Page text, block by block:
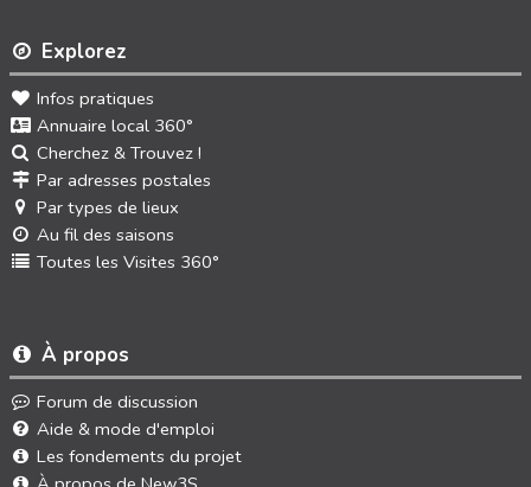
Explorez
Infos pratiques
Annuaire local 360°
Cherchez & Trouvez !
Par adresses postales
Par types de lieux
Au fil des saisons
Toutes les Visites 360°
À propos
Forum de discussion
Aide & mode d'emploi
Les fondements du projet